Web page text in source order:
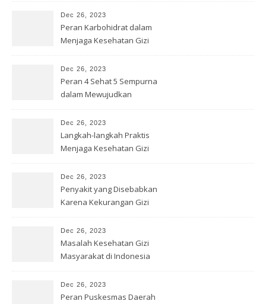
Dec 26, 2023
Peran Karbohidrat dalam
Menjaga Kesehatan Gizi
Dec 26, 2023
Peran 4 Sehat 5 Sempurna
dalam Mewujudkan
Dec 26, 2023
Langkah-langkah Praktis
Menjaga Kesehatan Gizi
Dec 26, 2023
Penyakit yang Disebabkan
Karena Kekurangan Gizi
Dec 26, 2023
Masalah Kesehatan Gizi
Masyarakat di Indonesia
Dec 26, 2023
Peran Puskesmas Daerah